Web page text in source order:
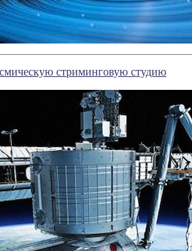
стриминговую студию